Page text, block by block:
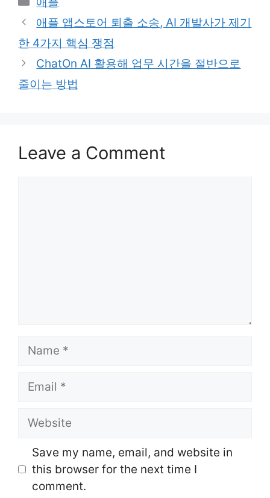
애플 앱스토어 퇴출 소송, AI 개발사가 제기
한 4가지 핵심 쟁점
ChatOn AI 활용해 업무 시간을 절반으로
줄이는 방법
Leave a Comment
Name
Email
Website
Save my name, email, and website in
this browser for the next time I
comment.